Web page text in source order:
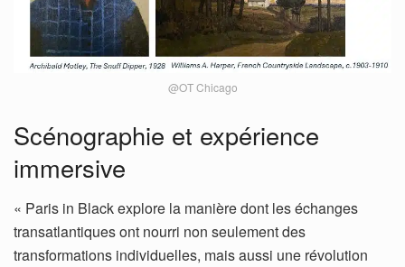
@OT Chicago
Scénographie et expérience
immersive
« Paris in Black explore la manière dont les échanges
transatlantiques ont nourri non seulement des
transformations individuelles, mais aussi une révolution